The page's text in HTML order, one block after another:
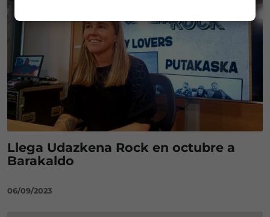
Llega Udazkena Rock en octubre a
Barakaldo
06/09/2023